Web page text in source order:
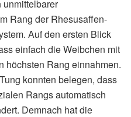
unmittelbarer
Rang der Rhesusaffen-
Auf den ersten Blick
einfach die Weibchen mit
höchsten Rang einnahmen.
konnten belegen, dass
Rangs automatisch
Demnach hat die